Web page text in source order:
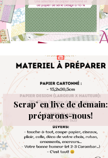
Scrap’ en live de demain:
préparons-nous!